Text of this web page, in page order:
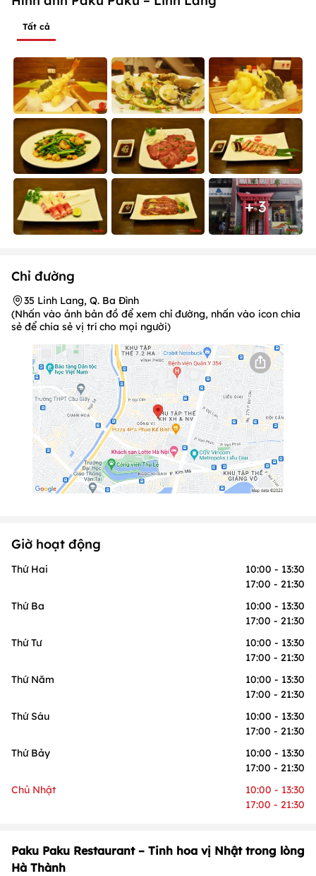
Tất cả
+ 3
Chỉ đường
35 Linh Lang, Q. Ba Đình
(Nhấn vào ảnh bản đồ để xem chỉ đường, nhấn vào icon chia
sẻ để chia sẻ vị trí cho mọi người)
Giờ hoạt động
Thứ Hai
10:00 - 13:30
17:00 - 21:30
Thứ Ba
10:00 - 13:30
17:00 - 21:30
Thứ Tư
10:00 - 13:30
17:00 - 21:30
Thứ Năm
10:00 - 13:30
17:00 - 21:30
Thứ Sáu
10:00 - 13:30
17:00 - 21:30
Thứ Bảy
10:00 - 13:30
17:00 - 21:30
Chủ Nhật
10:00 - 13:30
17:00 - 21:30
Paku Paku Restaurant – Tinh hoa vị Nhật trong lòng
Hà Thành